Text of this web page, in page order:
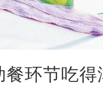
餐环节吃